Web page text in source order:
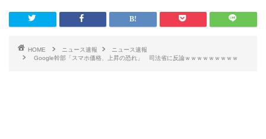
HOME ニュース速報
ニュース速報
Google幹部「スマホ価格、上昇の恐れ」 司法省に反論ｗｗｗｗｗｗｗｗｗ